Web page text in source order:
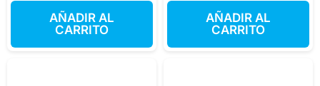
AÑADIR AL
CARRITO
AÑADIR AL
CARRITO